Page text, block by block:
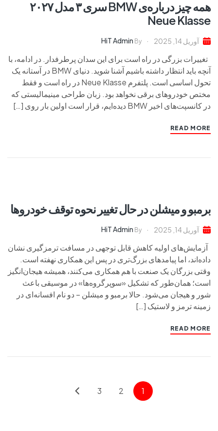
همه چیز درباره‌ی BMW سری ۳ مدل ۲۰۲۷
Neue Klasse
آوریل 14, 2025 By
HiT Admin
تغییرات بزرگی در راه است برای این سدان پرطرفدار. در ادامه، با
آنچه باید انتظار داشته باشیم آشنا شوید. دنیای BMW در آستانه یک
تحول اساسی است. پلتفرم Neue Klasse در راه است و فقط
مختص خودروهای برقی نخواهد بود. زبان طراحی مینیمالیستی که
در کانسپت‌های اخیر BMW دیده‌ایم، قرار است اولین بار روی […]
READ MORE
برمبو و میشلن در حال تغییر نحوه توقف خودروها
آوریل 14, 2025 By
HiT Admin
آزمایش‌های اولیه کاهش قابل توجهی در مسافت ترمزگیری نشان
داده‌اند، اما پیامدهای بزرگ‌تری در پس این همکاری نهفته است.
وقتی بزرگان یک صنعت با هم همکاری می‌کنند، همیشه هیجان‌انگیز
است؛ همان‌طور که تشکیل «سوپرگروه‌ها» در موسیقی باعث
شور و هیجان می‌شود. حالا برمبو و میشلن – دو نام افسانه‌ای در
زمینه ترمز و لاستیک […]
READ MORE
1
2
3